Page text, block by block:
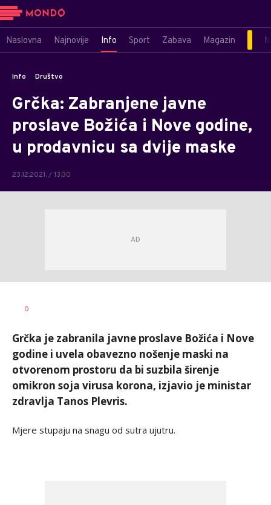
Naslovna Najnovije Info Sport Zabava Magazin
Info Društvo
Grčka: Zabranjene javne
proslave Božića i Nove godine,
u prodavnicu sa dvije maske
23.12.2021. / 13:30
AUTOR
0
Grčka je zabranila javne proslave Božića i Nove
godine i uvela obavezno nošenje maski na
otvorenom prostoru da bi suzbila širenje
omikron soja virusa korona, izjavio je ministar
zdravlja Tanos Plevris.
Mjere stupaju na snagu od sutra ujutru.